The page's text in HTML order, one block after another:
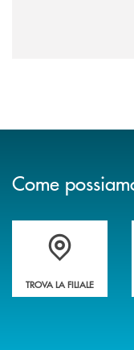
Come
Accedi all' elenco
TROVA LA FILIALE